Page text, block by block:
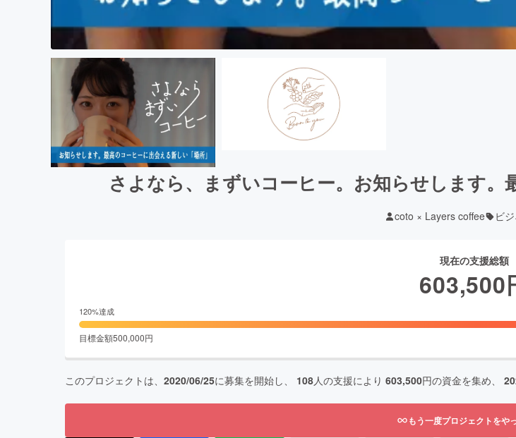
さよなら、まずいコーヒー。お知らせします。
coto × Layers coffee ビ
現在の支援総額
603,500
120%達成
目標金額500,000円
このプロジェクトは、 2020/06/25に募集を開始し、 108人の支援により 603,500円の資金を集め、
もう一度プロジェクトをや